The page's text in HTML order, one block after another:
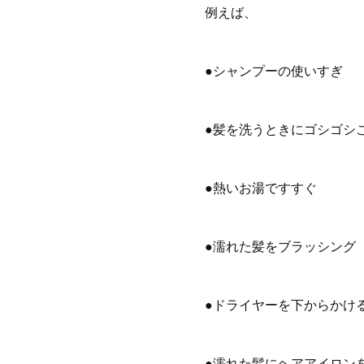
例えば、
●シャンプーの使いすぎ
●髪を洗うときにゴシゴシ
●熱いお湯ですすぐ
●濡れた髪をブラッシング
●ドライヤーを下からかけ